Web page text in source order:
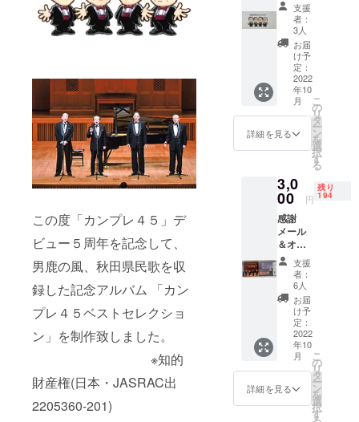
この度「カンプレ４５」デ
ビュー５周年を記念して、
男鹿の風、秋田県民歌を収
録した記念アルバム 「カン
プレ４５ベストセレクショ
ン」を制作致しました。
※知的
財産権(日本・JASRAC出
2205360-201)
支援
者：
3人
お届
け予
定：
2022
年10
月
詳細を見る
こ
の
リ
タ
ー
ン
を
選
択
す
る
3,0
00 円
残り
194
感謝
メール
＆オリ
ジナル
CD1枚
「カン
プレ45
ベスト
セレク
ショ
ン」 商
品サイ
ズ：
120×14
0(㎜) 仕
様：プ
支援
者：
6人
お届
け予
定：
2022
年10
月
詳細を見る
こ
の
リ
タ
ー
ン
を
選
択
す